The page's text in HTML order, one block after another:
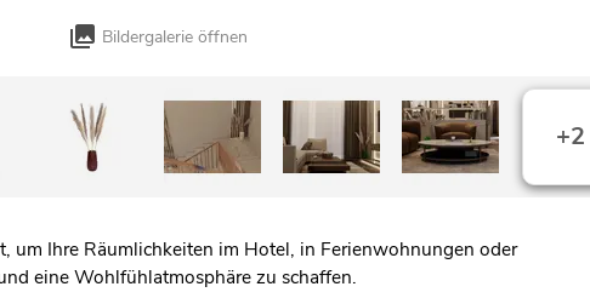
Bildergalerie öffnen
+2
um Ihre Räumlichkeiten im Hotel, in Ferienwohnungen oder
eine Wohlfühlatmosphäre zu schaffen.